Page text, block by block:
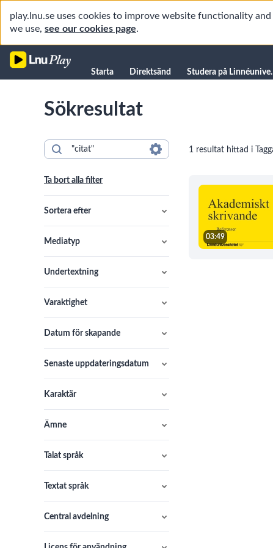
play.lnu.se uses cookies to improve website functionality
we use, see our cookies page.
Starta
Forskning
Manualer
Kanaler
Starta Direktsänd
Sökresultat
Ta bort alla filter
Sortera efter
Mediatyp
Undertextning
Varaktighet
Datum för skapande
Senaste uppdateringsdatum
Karaktär
Ämne
Talat språk
Textat språk
Central avdelning
1 resultat hittad i
03:49